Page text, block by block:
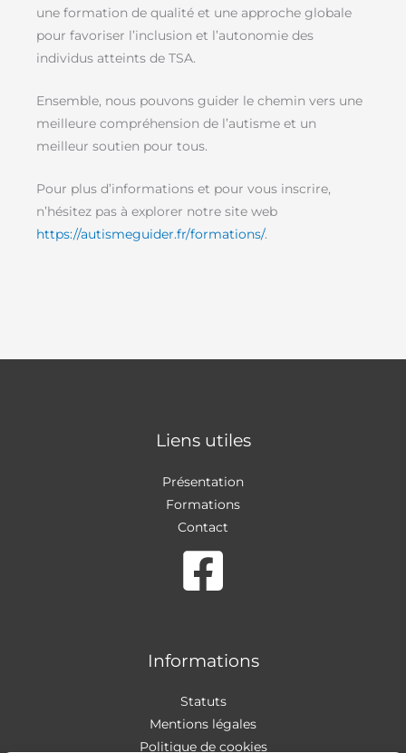
une formation de qualité et une approche globale
pour favoriser l’inclusion et l’autonomie des
individus atteints de TSA.
Ensemble, nous pouvons guider le chemin vers une
meilleure compréhension de l’autisme et un
meilleur soutien pour tous.
Pour plus d’informations et pour vous inscrire,
n’hésitez pas à explorer notre site web
https://autismeguider.fr/formations/.
Liens utiles
Présentation
Formations
Contact
Informations
Statuts
Mentions légales
Politique de cookies